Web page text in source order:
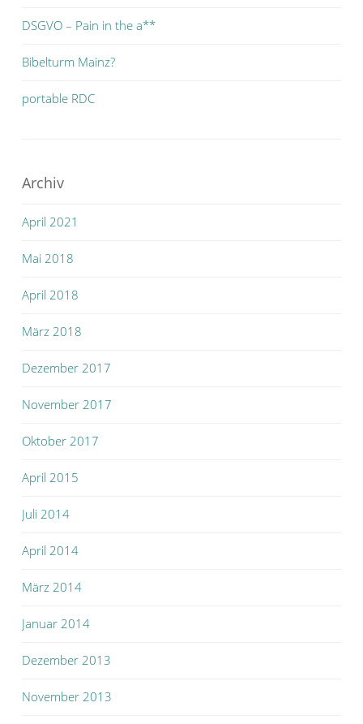
DSGVO – Pain in the a**
Bibelturm Mainz?
portable RDC
Archiv
April 2021
Mai 2018
April 2018
März 2018
Dezember 2017
November 2017
Oktober 2017
April 2015
Juli 2014
April 2014
März 2014
Januar 2014
Dezember 2013
November 2013